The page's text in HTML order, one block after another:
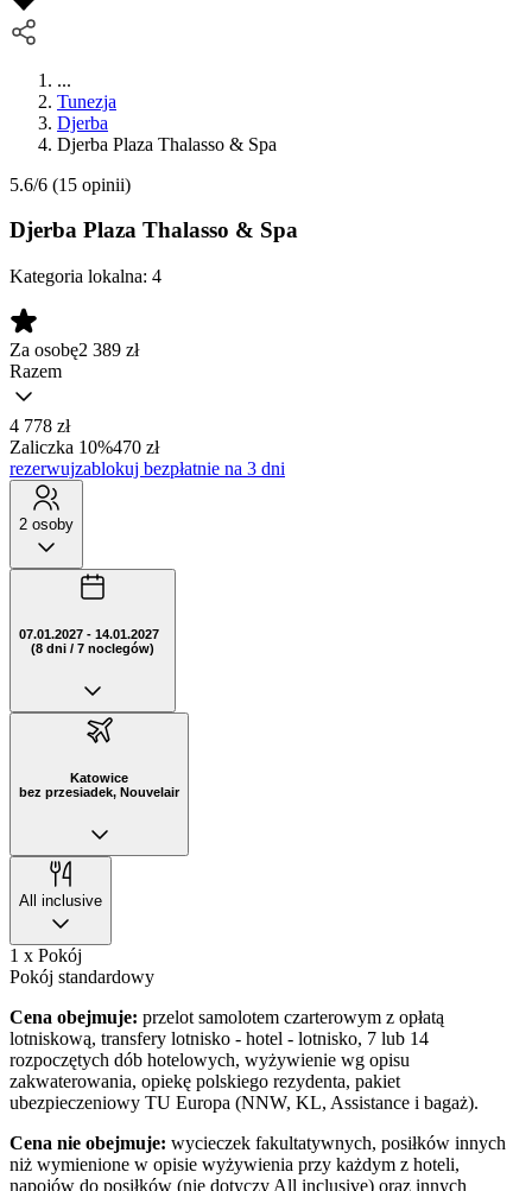
...
Tunezja
Djerba
Djerba Plaza Thalasso & Spa
5.6/6 (15 opinii)
Djerba Plaza Thalasso & Spa
Kategoria lokalna: 4
Za osobę2 389 zł
Razem
4 778 zł
Zaliczka 10%470 zł
rezerwujzablokuj bezpłatnie na 3 dni
2 osoby
07.01.2027 - 14.01.2027
(8 dni / 7 noclegów)
Katowice
bez przesiadek, Nouvelair
All inclusive
1 x Pokój
Pokój standardowy
Cena obejmuje: przelot samolotem czarterowym z opłatą
lotniskową, transfery lotnisko - hotel - lotnisko, 7 lub 14
rozpoczętych dób hotelowych, wyżywienie wg opisu
zakwaterowania, opiekę polskiego rezydenta, pakiet
ubezpieczeniowy TU Europa (NNW, KL, Assistance i bagaż).
Cena nie obejmuje: wycieczek fakultatywnych, posiłków innych
niż wymienione w opisie wyżywienia przy każdym z hoteli,
napojów do posiłków (nie dotyczy All inclusive) oraz innych